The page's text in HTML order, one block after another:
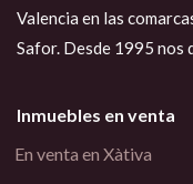
Valencia en las
Safor. Desde 1995 nos
Inmuebles en venta
En venta en Xàtiva